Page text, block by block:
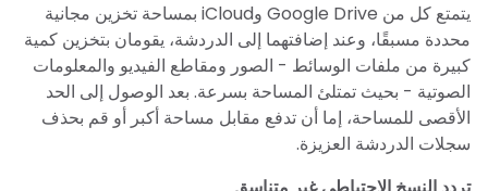
يتمتع كل من Google Drive وiCloud بمساحة تخزين مجانية
محددة مسبقًا، وعند إضافتهما إلى الدردشة، يقومان بتخزين كمية
كبيرة من ملفات الوسائط - الصور ومقاطع الفيديو والمعلومات
الصوتية - بحيث تمتلئ المساحة بسرعة. بعد الوصول إلى الحد
الأقصى للمساحة، إما أن تدفع مقابل مساحة أكبر أو قم بحذف
سجلات الدردشة العزيزة.